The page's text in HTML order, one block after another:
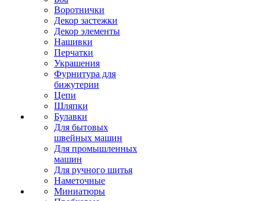
Воротнички
Декор застежки
Декор элементы
Нашивки
Перчатки
Украшения
Фурнитура для
бижутерии
Цепи
Шляпки
Булавки
Для бытовых
швейных машин
Для промышленных
машин
Для ручного шитья
Наметочные
Миниатюры